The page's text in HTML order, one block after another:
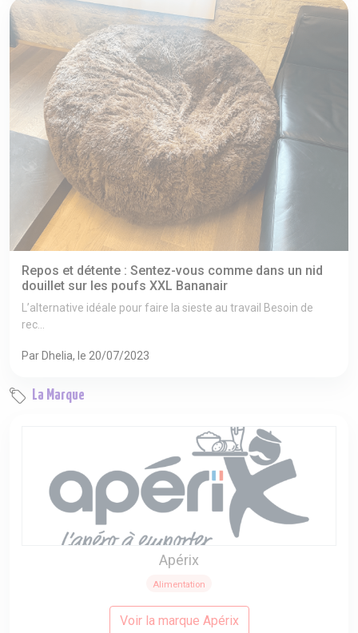
Repos et détente : Sentez-vous comme dans un nid
douillet sur les poufs XXL Bananair
L’alternative idéale pour faire la sieste au travail Besoin de
rec...
Par Dhelia, le 20/07/2023
La Marque
Apérix
Alimentation
Voir la marque Apérix